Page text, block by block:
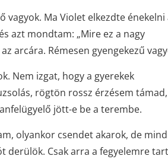
vagyok. Ma Violet elkezdte énekelni
azt mondtam: „Mire ez a nagy
arcára. Rémesen gyengekezű
Nem izgat, hogy a gyerekek
rögtön rossz érzésem
jött-e be a terembe.
olyankor csendet akarok, de
derülök. Csak arra a fegyelemre